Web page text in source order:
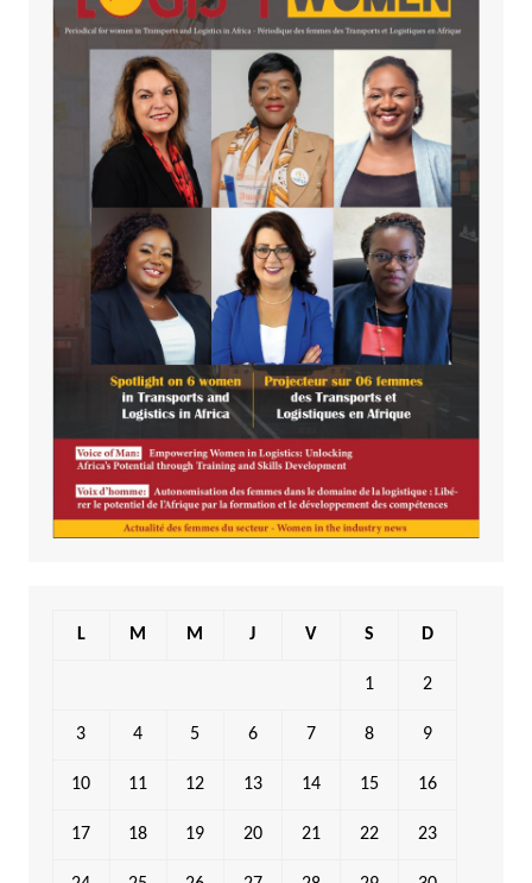
L M M J V S D
1 2
3 4 5 6 7 8 9
10 11 12 13 14 15 16
17 18 19 20 21 22 23